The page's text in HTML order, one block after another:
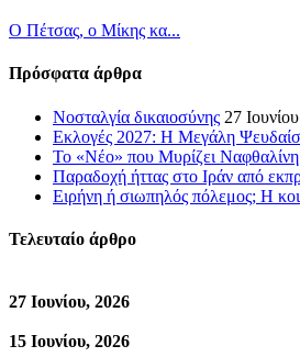
Ο Πέτσας, ο Μίκης κα...
Πρόσφατα άρθρα
Νοσταλγία δικαιοσύνης 27
Εκλογές 2027: Η Μεγάλη
Το «Νέο» που Μυρίζει Ναφθαλίνη
Παραδοχή ήττας στο Ιράν από
Ειρήνη ή σιωπηλός πόλεμος; Η
Τελευταίο άρθρο
27 Ιουνίου, 2026
15 Ιουνίου, 2026